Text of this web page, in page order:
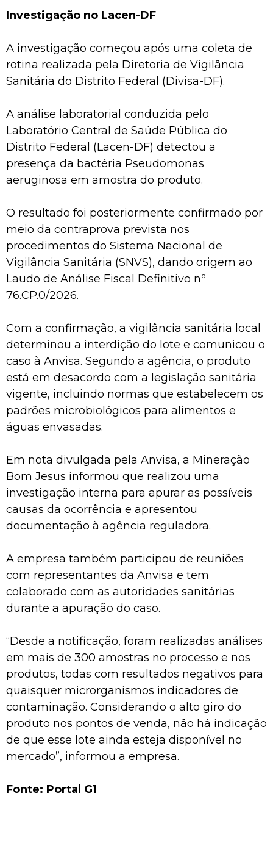
Investigação no Lacen-DF
A investigação começou após uma coleta de
rotina realizada pela Diretoria de Vigilância
Sanitária do Distrito Federal (Divisa-DF).
A análise laboratorial conduzida pelo
Laboratório Central de Saúde Pública do
Distrito Federal (Lacen-DF) detectou a
presença da bactéria Pseudomonas
aeruginosa em amostra do produto.
O resultado foi posteriormente confirmado por
meio da contraprova prevista nos
procedimentos do Sistema Nacional de
Vigilância Sanitária (SNVS), dando origem ao
Laudo de Análise Fiscal Definitivo nº
76.CP.0/2026.
Com a confirmação, a vigilância sanitária local
determinou a interdição do lote e comunicou o
caso à Anvisa. Segundo a agência, o produto
está em desacordo com a legislação sanitária
vigente, incluindo normas que estabelecem os
padrões microbiológicos para alimentos e
águas envasadas.
Em nota divulgada pela Anvisa, a Mineração
Bom Jesus informou que realizou uma
investigação interna para apurar as possíveis
causas da ocorrência e apresentou
documentação à agência reguladora.
A empresa também participou de reuniões
com representantes da Anvisa e tem
colaborado com as autoridades sanitárias
durante a apuração do caso.
“Desde a notificação, foram realizadas análises
em mais de 300 amostras no processo e nos
produtos, todas com resultados negativos para
quaisquer microrganismos indicadores de
contaminação. Considerando o alto giro do
produto nos pontos de venda, não há indicação
de que esse lote ainda esteja disponível no
mercado”, informou a empresa.
Fonte: Portal G1